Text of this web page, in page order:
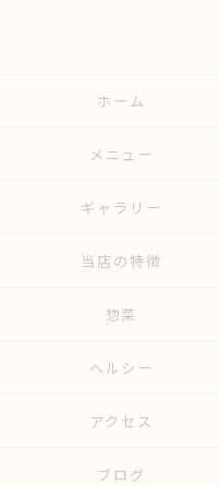
ホーム
メニュー
ギャラリー
当店の特徴
惣菜
ヘルシー
アクセス
ブログ